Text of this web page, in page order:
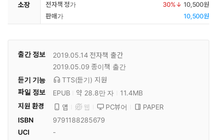
소장
전자책 정가
30%↓ 10,500원
판매가
10,500원
출간 정보 2019.05.14 전자책 출간
2019.05.09 종이책 출간
듣기 기능
TTS(듣기) 지원
파일 정보
EPUB 약 28.8만 자
11.4MB
지원 환경
앱 웹 PC뷰어
PAPER
ISBN
9791188285679
UCI
-